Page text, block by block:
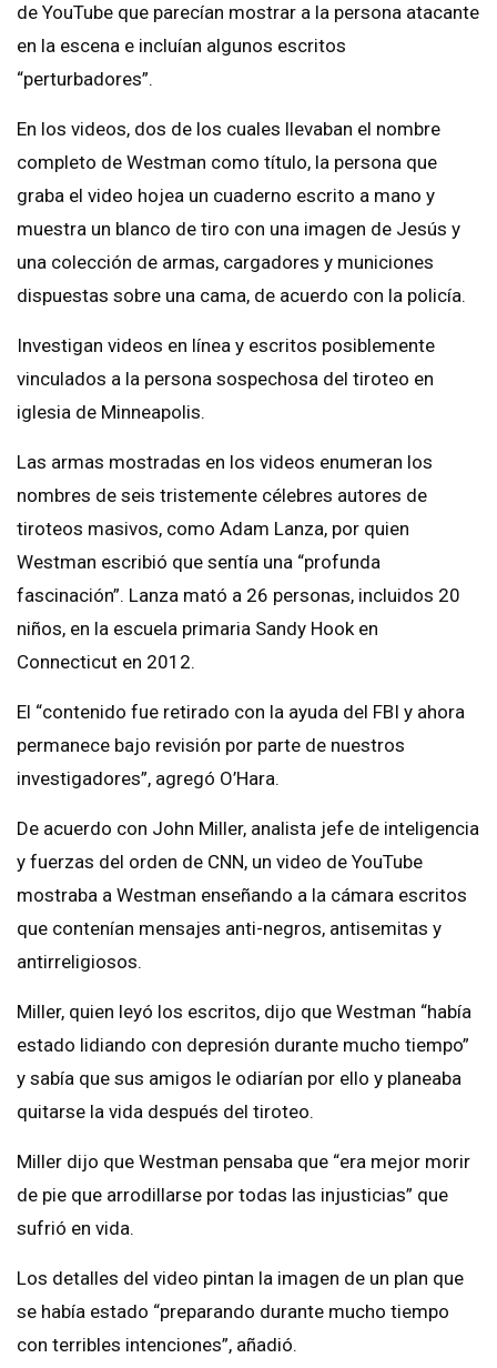
de YouTube que parecían mostrar a la persona atacante
en la escena e incluían algunos escritos
“perturbadores”.
En los videos, dos de los cuales llevaban el nombre
completo de Westman como título, la persona que
graba el video hojea un cuaderno escrito a mano y
muestra un blanco de tiro con una imagen de Jesús y
una colección de armas, cargadores y municiones
dispuestas sobre una cama, de acuerdo con la policía.
Investigan videos en línea y escritos posiblemente
vinculados a la persona sospechosa del tiroteo en
iglesia de Minneapolis.
Las armas mostradas en los videos enumeran los
nombres de seis tristemente célebres autores de
tiroteos masivos, como Adam Lanza, por quien
Westman escribió que sentía una “profunda
fascinación”. Lanza mató a 26 personas, incluidos 20
niños, en la escuela primaria Sandy Hook en
Connecticut en 2012.
El “contenido fue retirado con la ayuda del FBI y ahora
permanece bajo revisión por parte de nuestros
investigadores”, agregó O’Hara.
De acuerdo con John Miller, analista jefe de inteligencia
y fuerzas del orden de CNN, un video de YouTube
mostraba a Westman enseñando a la cámara escritos
que contenían mensajes anti-negros, antisemitas y
antirreligiosos.
Miller, quien leyó los escritos, dijo que Westman “había
estado lidiando con depresión durante mucho tiempo”
y sabía que sus amigos le odiarían por ello y planeaba
quitarse la vida después del tiroteo.
Miller dijo que Westman pensaba que “era mejor morir
de pie que arrodillarse por todas las injusticias” que
sufrió en vida.
Los detalles del video pintan la imagen de un plan que
se había estado “preparando durante mucho tiempo
con terribles intenciones”, añadió.